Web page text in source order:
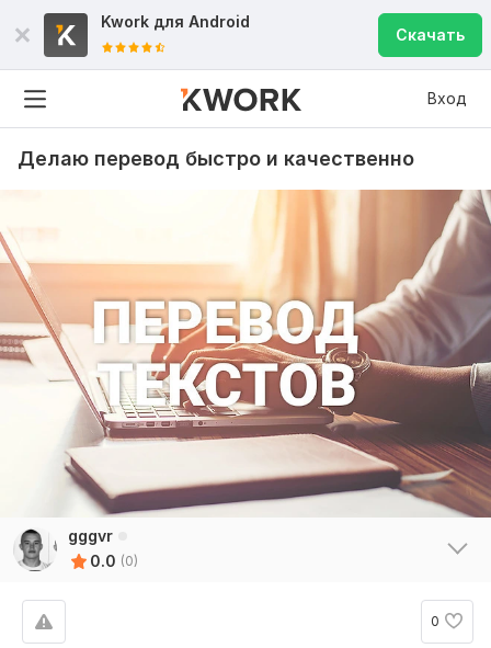
Kwork для Android
Скачать
Вход
Делаю перевод быстро и качественно
gggvr
0.0 (0)
0